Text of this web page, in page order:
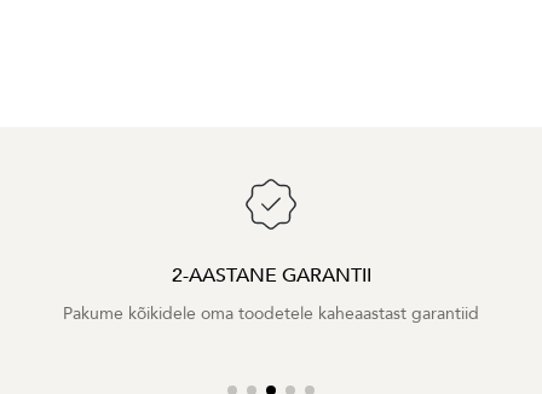
2-AASTANE GARANTII
Pakume kõikidele oma toodetele kaheaastast garantiid